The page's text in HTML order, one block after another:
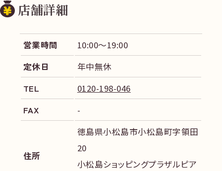
店舗詳細
営業時間
10:00～19:00
定休日
年中無休
TEL
0120-198-046
FAX
-
住所
徳島県小松島市小松島町字領田
20
小松島ショッピングプラザルピア